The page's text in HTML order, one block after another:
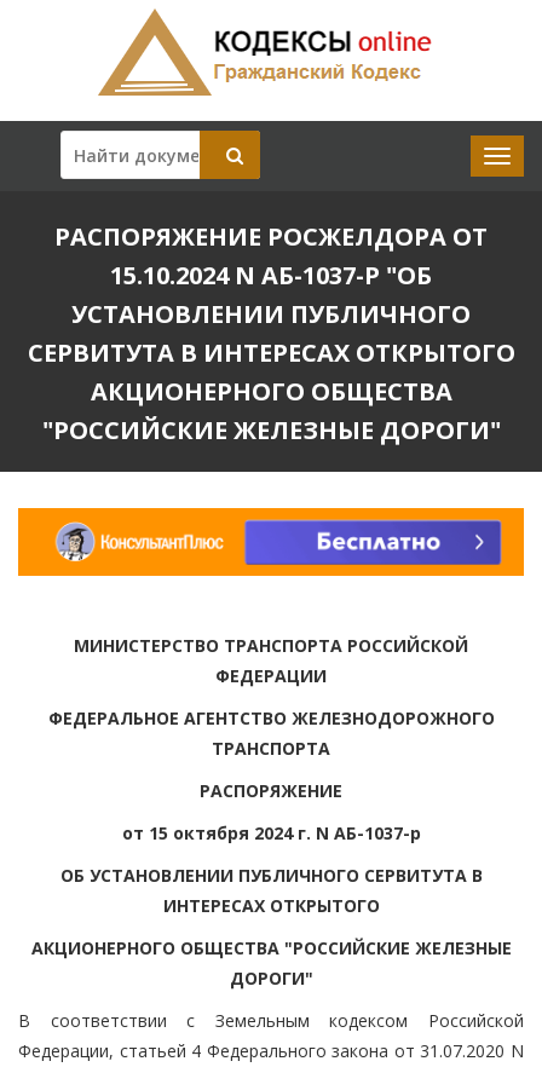
РАСПОРЯЖЕНИЕ РОСЖЕЛДОРА ОТ
15.10.2024 N АБ-1037-Р "ОБ
УСТАНОВЛЕНИИ ПУБЛИЧНОГО
СЕРВИТУТА В ИНТЕРЕСАХ ОТКРЫТОГО
АКЦИОНЕРНОГО ОБЩЕСТВА
"РОССИЙСКИЕ ЖЕЛЕЗНЫЕ ДОРОГИ"
МИНИСТЕРСТВО ТРАНСПОРТА РОССИЙСКОЙ
ФЕДЕРАЦИИ
ФЕДЕРАЛЬНОЕ АГЕНТСТВО ЖЕЛЕЗНОДОРОЖНОГО
ТРАНСПОРТА
РАСПОРЯЖЕНИЕ
от 15 октября 2024 г. N АБ-1037-р
ОБ УСТАНОВЛЕНИИ ПУБЛИЧНОГО СЕРВИТУТА В
ИНТЕРЕСАХ ОТКРЫТОГО
АКЦИОНЕРНОГО ОБЩЕСТВА "РОССИЙСКИЕ ЖЕЛЕЗНЫЕ
ДОРОГИ"
В соответствии с Земельным кодексом Российской
Федерации, статьей 4 Федерального закона от 31.07.2020 N